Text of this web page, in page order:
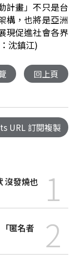
計畫」不只是台
構，也將是亞洲
現促進社會各界
沈鎮江)
回上頁
URL 訂閱複製
1
匿名者
2